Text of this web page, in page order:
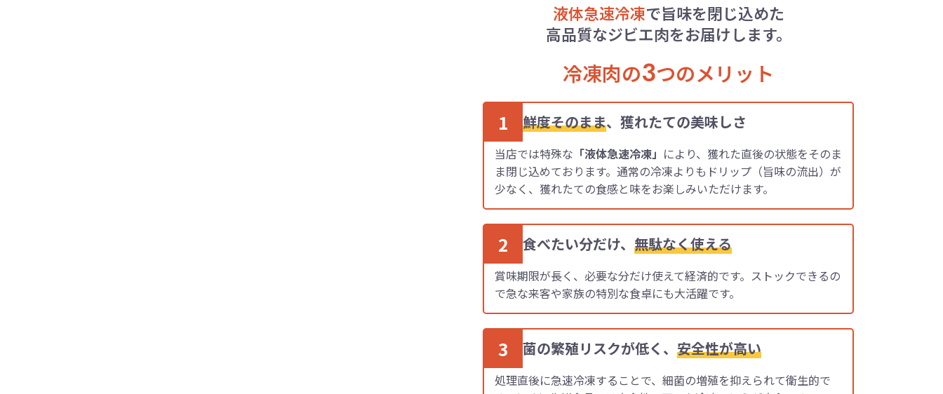
液体急速冷凍で旨味を閉じ込めた
高品質なジビエ肉をお届けします。
冷凍肉の3つのメリット
1 鮮度そのまま、獲れたての美味しさ
当店では特殊な 「液体急速冷凍」 により、獲れた直後の状態をそのま
ま閉じ込めております。通常の冷凍よりもドリップ（旨味の流出）が
少なく、獲れたての食感と味をお楽しみいただけます。
2 食べたい分だけ、 無駄なく使える
賞味期限が長く、必要な分だけ使えて経済的です。ストックできるの
で急な来客や家族の特別な食卓にも大活躍です。
3 菌の繁殖リスクが低く、 安全性が高い
処理直後に急速冷凍することで、細菌の増殖を抑えられて衛生的で